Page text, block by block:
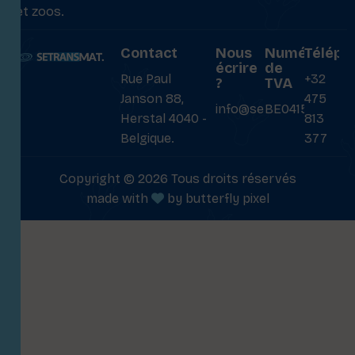
et zoos.
Contact
Rue Paul
Janson 88,
Herstal 4040 -
Belgique.
Nous
écrire
?
info@setransmat.com
Numéro
de
TVA
BE0415027069
+32
475
813
377
Copyright © 2026 Tous droits réservés
made with
by butterfly pixel